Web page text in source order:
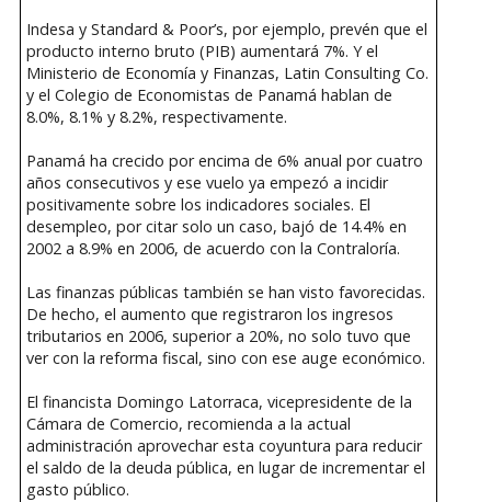
Indesa y Standard & Poor’s, por ejemplo, prevén que el
producto interno bruto (PIB) aumentará 7%. Y el
Ministerio de Economía y Finanzas, Latin Consulting Co.
y el Colegio de Economistas de Panamá hablan de
8.0%, 8.1% y 8.2%, respectivamente.
Panamá ha crecido por encima de 6% anual por cuatro
años consecutivos y ese vuelo ya empezó a incidir
positivamente sobre los indicadores sociales. El
desempleo, por citar solo un caso, bajó de 14.4% en
2002 a 8.9% en 2006, de acuerdo con la Contraloría.
Las finanzas públicas también se han visto favorecidas.
De hecho, el aumento que registraron los ingresos
tributarios en 2006, superior a 20%, no solo tuvo que
ver con la reforma fiscal, sino con ese auge económico.
El financista Domingo Latorraca, vicepresidente de la
Cámara de Comercio, recomienda a la actual
administración aprovechar esta coyuntura para reducir
el saldo de la deuda pública, en lugar de incrementar el
gasto público.